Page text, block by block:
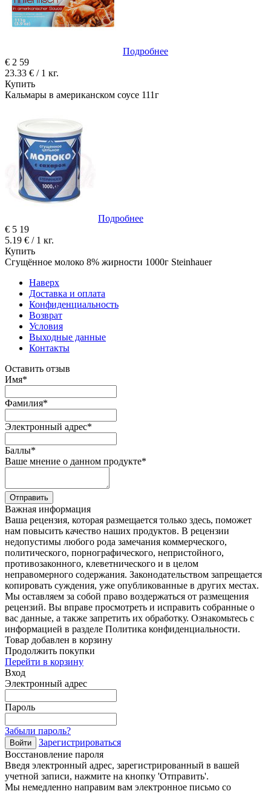
Подробнее
€ 2 59
23.33 € / 1 кг.
Купить
Кальмары в американском соусе 111г
Подробнее
€ 5 19
5.19 € / 1 кг.
Купить
Сгущённое молоко 8% жирности 1000г Steinhauer
Наверх
Доставка и оплата
Конфиденциальность
Возврат
Условия
Выходные данные
Контакты
Оставить отзыв
Имя*
Фамилия*
Электронный адрес*
Баллы*
Ваше мнение о данном продукте*
Отправить
Важная информация
Ваша рецензия, которая размещается только здесь, поможет
нам повысить качество наших продуктов. В рецензии
недопустимы любого рода замечания коммерческого,
политического, порнографического, непристойного,
противозаконного, клеветнического и в целом
неправомерного содержания. Законодательством запрещается
копировать суждения, уже опубликованные в других местах.
Мы оставляем за собой право воздержаться от размещения
рецензий. Вы вправе просмотреть и исправить собранные о
вас данные, а также запретить их обработку. Ознакомьтесь с
информацией в разделе Политика конфиденциальности.
Товар добавлен в корзину
Продолжить покупки
Перейти в корзину
Вход
Электронный адрес
Пароль
Забыли пароль?
Войти
Зарегистрироваться
Восстановление пароля
Введя электронный адрес, зарегистрированный в вашей
учетной записи, нажмите на кнопку 'Отправить'.
Мы немедленно направим вам электронное письмо со